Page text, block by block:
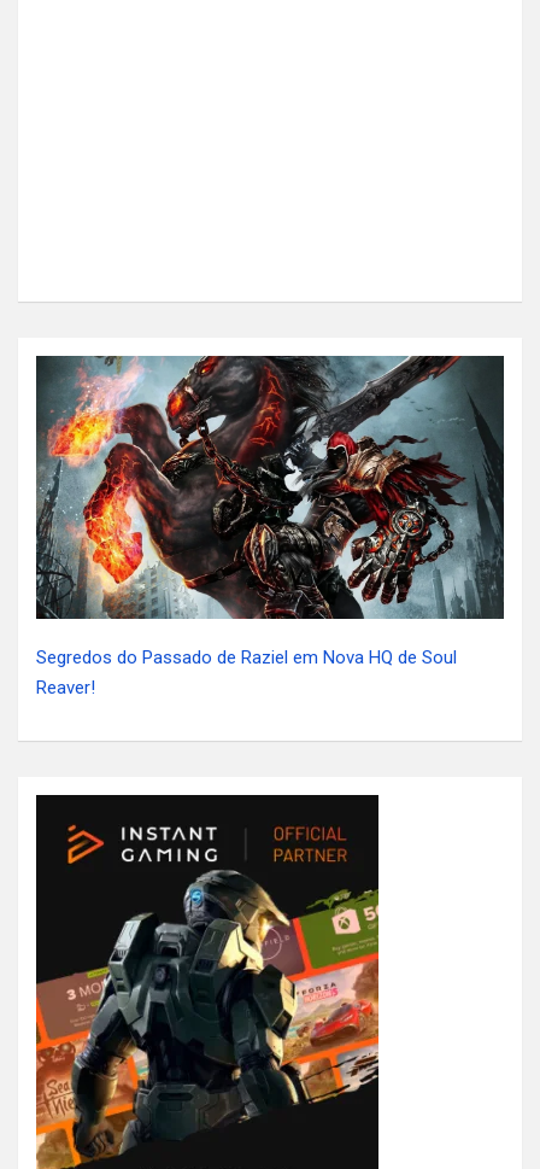
Segredos do Passado de Raziel em Nova HQ de Soul
Reaver!